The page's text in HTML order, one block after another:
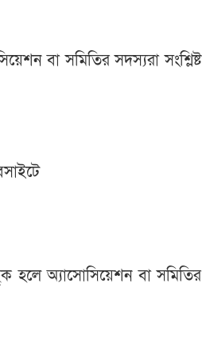
বা সমিতির সদস্যরা সংশ্লিষ্ট
হলে অ্যাসোসিয়েশন বা সমিতির